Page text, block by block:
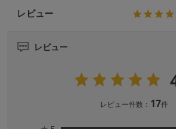
レビュー
レビュー
レビュー件数： 17件